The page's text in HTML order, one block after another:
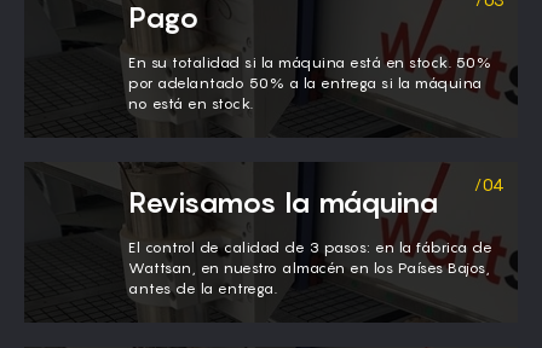
Pago
En su totalidad si la máquina está en stock. 50%
por adelantado 50% a la entrega si la máquina
no está en stock.
Revisamos la máquina
El control de calidad de 3 pasos: en la fábrica de
Wattsan, en nuestro almacén en los Países Bajos,
antes de la entrega.